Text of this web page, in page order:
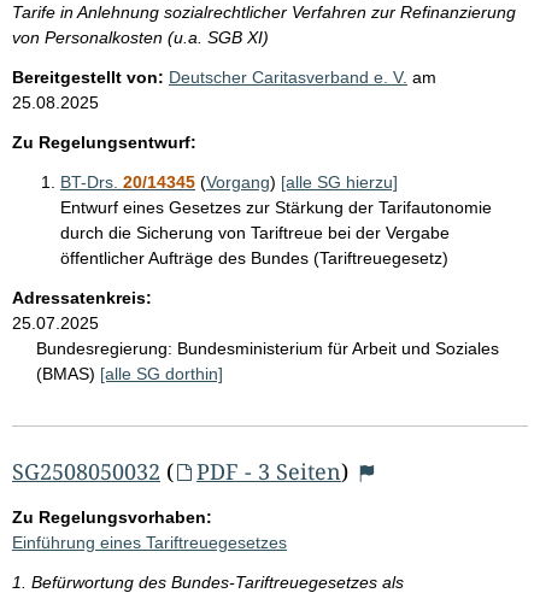
Tarife in Anlehnung sozialrechtlicher Verfahren zur Refinanzierung
von Personalkosten (u.a. SGB XI)
Bereitgestellt von: Deutscher Caritasverband e. V. am
25.08.2025
Zu Regelungsentwurf:
BT-Drs. 20/14345 (Vorgang) [alle SG hierzu]
Entwurf eines Gesetzes zur Stärkung der Tarifautonomie
durch die Sicherung von Tariftreue bei der Vergabe
öffentlicher Aufträge des Bundes (Tariftreuegesetz)
Adressatenkreis:
25.07.2025
Bundesregierung: Bundesministerium für Arbeit und Soziales
(BMAS) [alle SG dorthin]
SG2508050032 ( PDF - 3 Seiten)
Zu Regelungsvorhaben:
Einführung eines Tariftreuegesetzes
1. Befürwortung des Bundes-Tariftreuegesetzes als